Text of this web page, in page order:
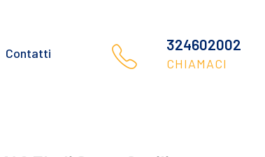
Contatti 3246020023
CHIAMACI